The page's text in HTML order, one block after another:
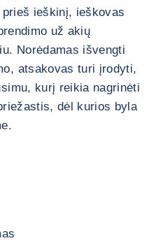
ieškinį, ieškovas
už akių
Norėdamas išvengti
atsakovas turi įrodyti,
kurį reikia nagrinėti
dėl kurios byla